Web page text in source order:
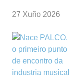
27 Xuño 2026